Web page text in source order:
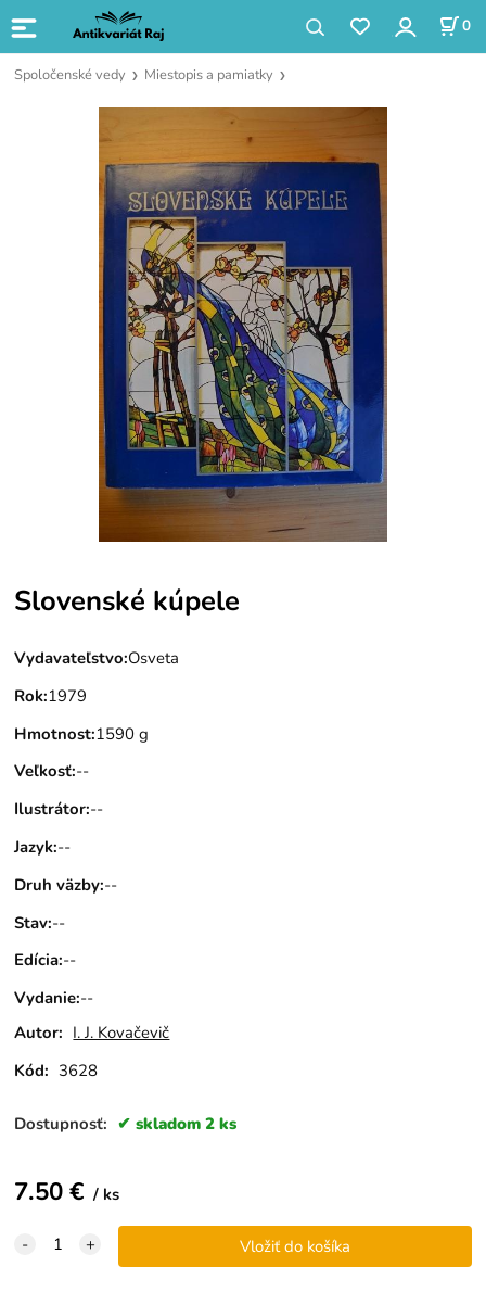
0
Spoločenské vedy Miestopis a pamiatky
Slovenské kúpele
Vydavateľstvo:Osveta
Rok:1979
Hmotnost:1590 g
Veľkosť:--
Ilustrátor:--
Jazyk:--
Druh väzby:--
Stav:--
Edícia:--
Vydanie:--
Autor: I. J. Kovačevič
Kód: 3628
Dostupnosť: skladom 2 ks
7.50€ ks